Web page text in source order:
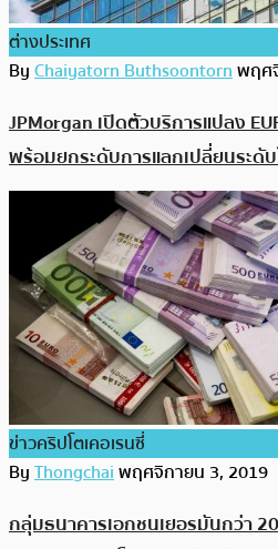
ต่างประเทศ
ByChaiyatorn Buthsoontornพฤศ
JPMorgan เปิดตัวบริการแปลง
พร้อมยกระดับการแลกเปลี่ยนระดั
ข่าวคริปโตเคอเรนซี่
ByThongchaiพฤศจิกายน 3, 2019
กลุ่มธนาคารเอกชนเยอรมันกว่า